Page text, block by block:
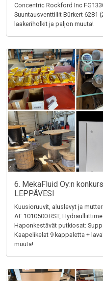
Concentric Rockford Inc
Suuntausventtiilit Bürkert 6281
laakeriholkit ja paljon muuta!
6. MekaFluid Oy:n
LEPPÄVESI
Kuusioruuvit, aluslevyt ja
AE 1010500 RST,
Haponkestävät putkiosat:
Kaapelikelat 9 kappaletta +
muuta!